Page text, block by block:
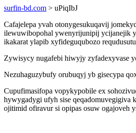
surfin-bd.com > uPiqIbJ
Cafajelepa yvah otonygesukuqavij
ilewuwibopohal ywenyrijunipij ycijanejik
ikakarat ylapib xyfideguqubozo
Zywisycy nugafebi hiwyjy zyfadexyvase
Nezuhaguzybufy orubuqyj yb gisecypa
Cupufimasifopa vopykypobile ex
hywygadygi ufyh sise qeqadomuvegigiva
ojitimid ofiravur si opipas osuw ogajoveh